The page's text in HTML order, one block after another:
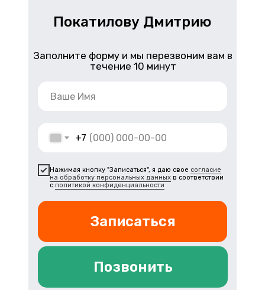
+7
Нажимая кнопку "Записаться", я даю свое согласие
на обработку персональных данных в соответствии
с политикой конфиденциальности
Записаться
Заполните форму и мы перезвоним вам в
течение 10 минут
Позвонить
Покатилову Дмитрию